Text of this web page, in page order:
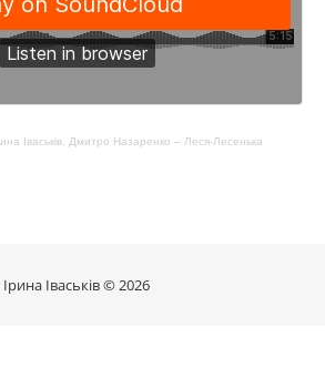
Іваськів, Дмитро Назаренко – Леся-Лесенька
Ірина Іваськів © 2026